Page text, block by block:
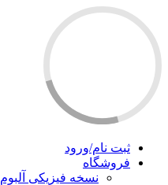
ثبت نام/ورود
فروشگاه
نسخه فیزیکی آلبوم